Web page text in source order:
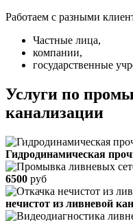
Работаем с разными
Частные лица,
компании,
государственные
Услуги по
канализации
Гидродинамическая
6500 руб
нечистот из ливневой